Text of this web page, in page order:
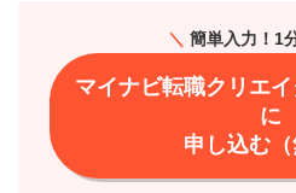
＼ 簡単入力！1
マイナビ転職クリエ
に
申し込む（